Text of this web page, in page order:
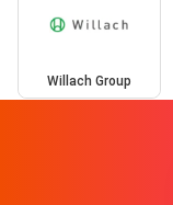
Willach Group